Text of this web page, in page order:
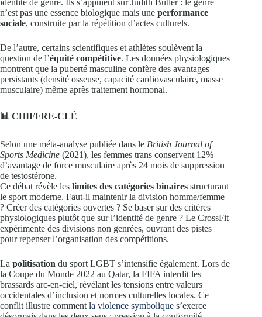
identité de genre. Ils s’appuient sur Judith Butler : le genre
n’est pas une essence biologique mais une performance
sociale, construite par la répétition d’actes culturels.
De l’autre, certains scientifiques et athlètes soulèvent la
question de l’équité compétitive. Les données physiologiques
montrent que la puberté masculine confère des avantages
persistants (densité osseuse, capacité cardiovasculaire, masse
musculaire) même après traitement hormonal.
📊 CHIFFRE-CLÉ
Selon une méta-analyse publiée dans le British Journal of
Sports Medicine (2021), les femmes trans conservent 12%
d’avantage de force musculaire après 24 mois de suppression
de testostérone.
Ce débat révèle les limites des catégories binaires structurant
le sport moderne. Faut-il maintenir la division homme/femme
? Créer des catégories ouvertes ? Se baser sur des critères
physiologiques plutôt que sur l’identité de genre ? Le CrossFit
expérimente des divisions non genrées, ouvrant des pistes
pour repenser l’organisation des compétitions.
La politisation du sport LGBT s’intensifie également. Lors de
la Coupe du Monde 2022 au Qatar, la FIFA interdit les
brassards arc-en-ciel, révélant les tensions entre valeurs
occidentales d’inclusion et normes culturelles locales. Ce
conflit illustre comment la violence symbolique s’exerce